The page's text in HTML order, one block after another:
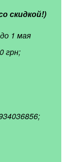
скидкой!)
1 мая
грн;